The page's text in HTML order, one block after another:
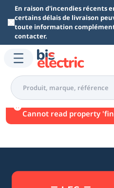
Aller au contenu principal
En raison d'incendies récents
certains délais de livraison
toute information
contacter.
Une erreur est
Cannot read property